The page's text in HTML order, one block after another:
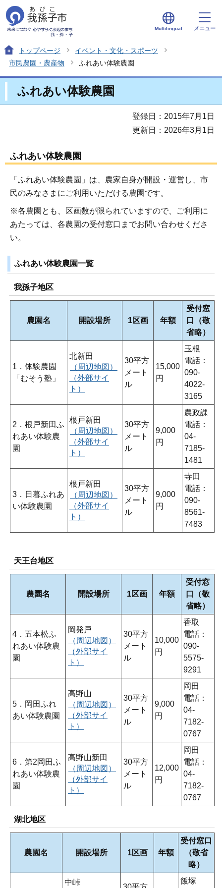
Multilingual メニュー
トップページ
イベント・文化・スポーツ
市民農園・農産物
ふれあい体験農園
ふれあい体験農園
登録日：2015年7月1日
更新日：2026年3月1日
ふれあい体験農園
「ふれあい体験農園」は、農家自身が開設・運営し、市
民のみなさまにご利用いただける農園です。
※各農園とも、区画数が限られていますので、ご利用に
あたっては、各農園の受付窓口までお問い合わせくださ
い。
ふれあい体験農園一覧
我孫子地区
農園名 開設場所 1区画 年額
受付窓
口（敬
省略）
1．体験農園
「むそう塾」
北新田
（周辺地図）
（外部サイ
ト）
30平方
メート
ル
15,000
円
玉根
電話：
090-
4022-
3165
2．根戸新田ふ
れあい体験農
園
根戸新田
（周辺地図）
（外部サイ
ト）
30平方
メート
ル
9,000
円
農政課
電話：
04-
7185-
1481
3．日暮ふれあ
い体験農園
根戸新田
（周辺地図）
（外部サイ
ト）
30平方
メート
ル
9,000
円
寺田
電話：
090-
8561-
7483
天王台地区
農園名 開設場所 1区画 年額
受付窓
口（敬
省略）
4．五本松ふ
れあい体験農
園
岡発戸
（周辺地図）
（外部サイ
ト）
30平方
メート
ル
10,000
円
香取
電話：
090-
5575-
9291
5．岡田ふれ
あい体験農園
高野山
（周辺地図）
（外部サイ
ト）
30平方
メート
ル
9,000
円
岡田
電話：
04-
7182-
0767
6．第2岡田ふ
れあい体験農
園
高野山新田
（周辺地図）
（外部サイ
ト）
30平方
メート
ル
12,000
円
岡田
電話：
04-
7182-
0767
湖北地区
農園名 開設場所 1区画 年額
受付窓口
（敬省
略）
中峠 飯塚